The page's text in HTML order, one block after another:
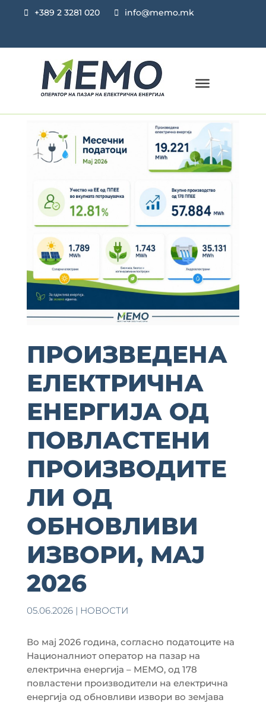
+389 2 3281 020 info@memo.mk
ПРОИЗВЕДЕНА
ЕЛЕКТРИЧНА
ЕНЕРГИЈА ОД
ПОВЛАСТЕНИ
ПРОИЗВОДИТЕ
ЛИ ОД
ОБНОВЛИВИ
ИЗВОРИ, MAJ
2026
05.06.2026| НОВОСТИ
Во мај 2026 година, согласно податоците на
Националниот оператор на пазар на
електрична енергија – МЕМО, од 178
повластени производители на електрична
енергија од обновливи извори во земјава